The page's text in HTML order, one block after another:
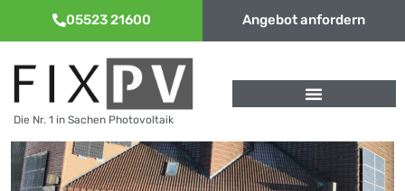
05523 21600 Angebot anfordern
Die Nr. 1 in Sachen Photovoltaik